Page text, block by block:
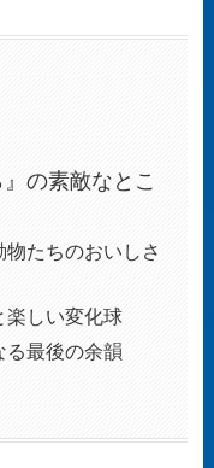
の素敵なとこ
たちのおいしさ
楽しい変化球
る最後の余韻